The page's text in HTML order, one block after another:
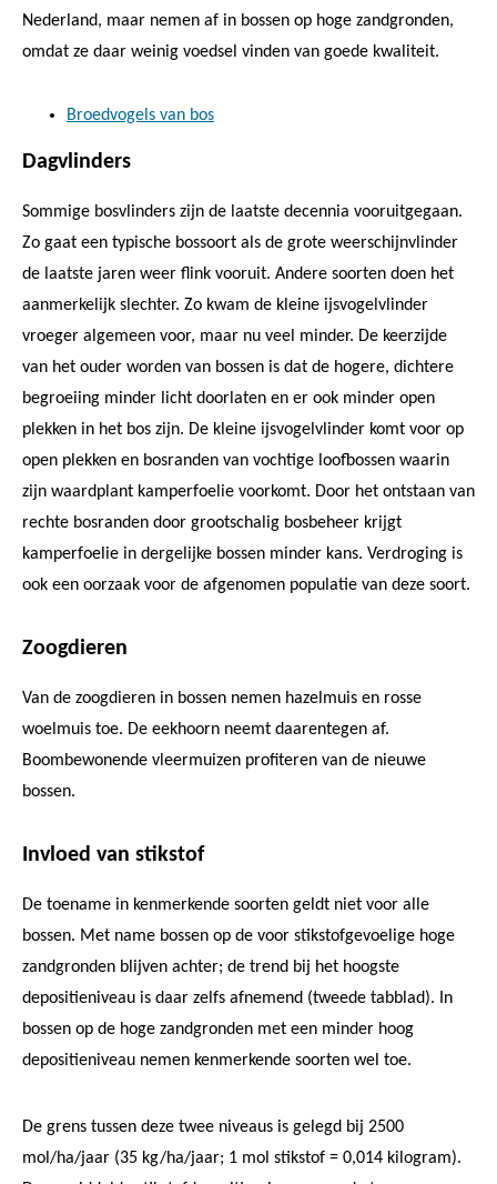
Nederland, maar nemen af in bossen op hoge zandgronden,
omdat ze daar weinig voedsel vinden van goede kwaliteit.
Broedvogels van bos
Dagvlinders
Sommige bosvlinders zijn de laatste decennia vooruitgegaan.
Zo gaat een typische bossoort als de grote weerschijnvlinder
de laatste jaren weer flink vooruit. Andere soorten doen het
aanmerkelijk slechter. Zo kwam de kleine ijsvogelvlinder
vroeger algemeen voor, maar nu veel minder. De keerzijde
van het ouder worden van bossen is dat de hogere, dichtere
begroeiing minder licht doorlaten en er ook minder open
plekken in het bos zijn. De kleine ijsvogelvlinder komt voor op
open plekken en bosranden van vochtige loofbossen waarin
zijn waardplant kamperfoelie voorkomt. Door het ontstaan van
rechte bosranden door grootschalig bosbeheer krijgt
kamperfoelie in dergelijke bossen minder kans. Verdroging is
ook een oorzaak voor de afgenomen populatie van deze soort.
Zoogdieren
Van de zoogdieren in bossen nemen hazelmuis en rosse
woelmuis toe. De eekhoorn neemt daarentegen af.
Boombewonende vleermuizen profiteren van de nieuwe
bossen.
Invloed van stikstof
De toename in kenmerkende soorten geldt niet voor alle
bossen. Met name bossen op de voor stikstofgevoelige hoge
zandgronden blijven achter; de trend bij het hoogste
depositieniveau is daar zelfs afnemend (tweede tabblad). In
bossen op de hoge zandgronden met een minder hoog
depositieniveau nemen kenmerkende soorten wel toe.
De grens tussen deze twee niveaus is gelegd bij 2500
mol/ha/jaar (35 kg/ha/jaar; 1 mol stikstof = 0,014 kilogram).